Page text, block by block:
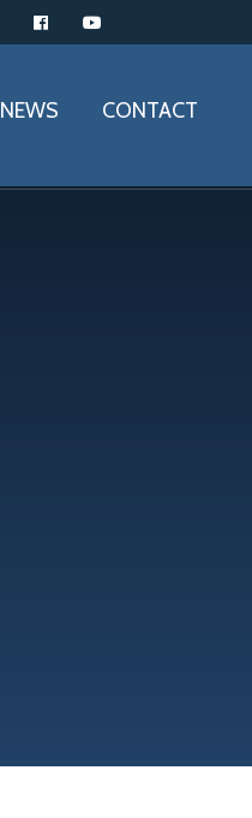
NEWS CONTACT